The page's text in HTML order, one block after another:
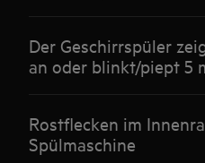
Der Geschirrspüler
an oder blinkt/piept 5
Rostflecken im
Spülmaschine